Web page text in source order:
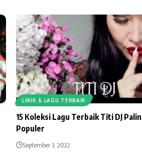
LIRIK & LAGU TERBAIK
15 Koleksi Lagu Terbaik Titi DJ
Populer
September 3, 2022